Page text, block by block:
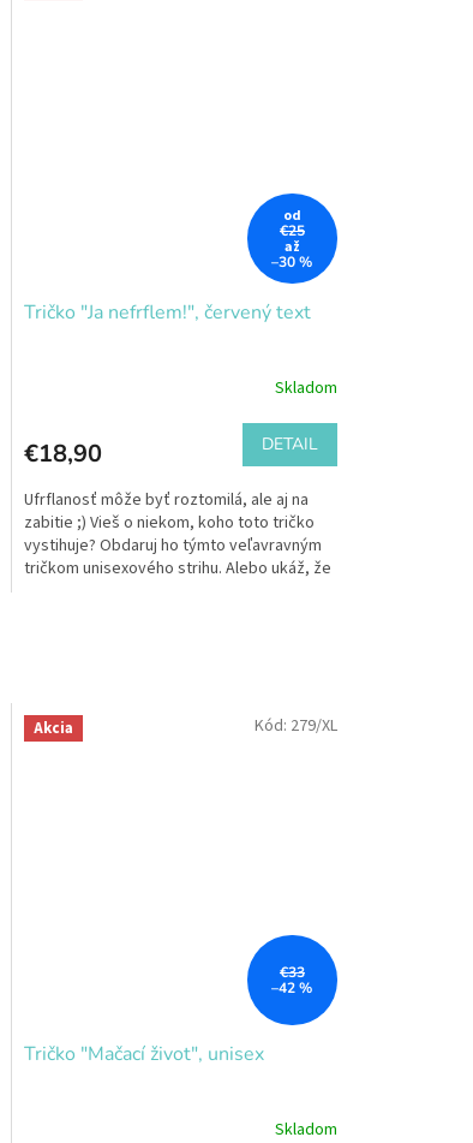
od
€25
až
–30 %
Tričko "Ja nefrflem!", červený text
Skladom
€18,90 DETAIL
Ufrflanosť môže byť roztomilá, ale aj na
zabitie ;) Vieš o niekom, koho toto tričko
vystihuje? Obdaruj ho týmto veľavravným
tričkom unisexového strihu. Alebo ukáž, že
Akcia
€33
–42 %
Tričko "Mačací život", unisex
Skladom
Kód: 279/XL